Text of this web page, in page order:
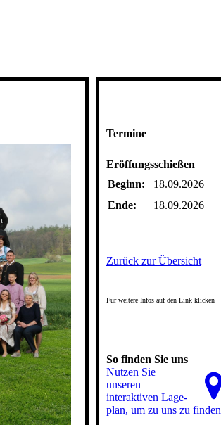
Termine
Eröffungsschießen
Beginn:
18.09.2026
Ende:
18.09.2026
Zurück zur Übersicht
Für weitere Infos auf den Link klicken
So finden Sie uns
Nutzen Sie
unseren
interaktiven La­ge­
plan, um zu uns zu finden